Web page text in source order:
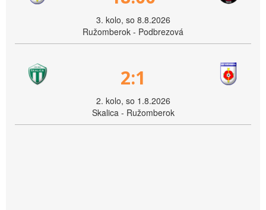
3. kolo, so 8.8.2026
Ružomberok - Podbrezová
2:1
2. kolo, so 1.8.2026
Skalica - Ružomberok